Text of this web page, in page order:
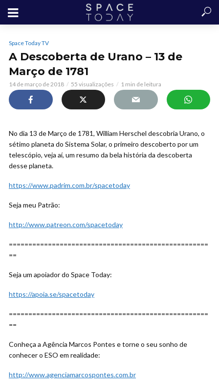
Space Today TV
A Descoberta de Urano – 13 de
Março de 1781
14 de março de 2018 55 visualizações 1 min de leitura
No dia 13 de Março de 1781, William Herschel descobria Urano, o
sétimo planeta do Sistema Solar, o primeiro descoberto por um
telescópio, veja aí, um resumo da bela história da descoberta
desse planeta.
https://www.padrim.com.br/spacetoday
Seja meu Patrão:
http://www.patreon.com/spacetoday
===================================================
==
Seja um apoiador do Space Today:
https://apoia.se/spacetoday
===================================================
==
Conheça a Agência Marcos Pontes e torne o seu sonho de
conhecer o ESO em realidade:
http://www.agenciamarcospontes.com.br